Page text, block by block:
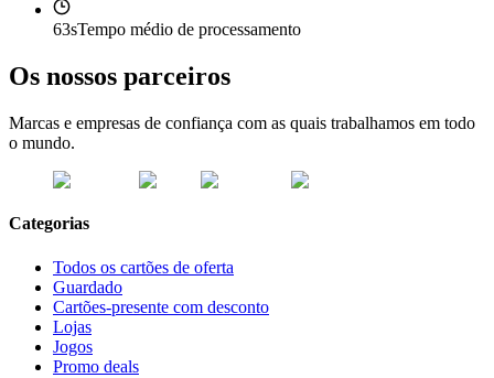
63sTempo médio de processamento
Os nossos parceiros
Marcas e empresas de confiança com as quais trabalhamos em todo
o mundo.
Categorias
Todos os cartões de oferta
Guardado
Cartões-presente com desconto
Lojas
Jogos
Promo deals